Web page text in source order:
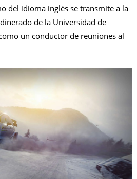
del idioma inglés se transmite a la
de la Universidad de
un conductor de reuniones al